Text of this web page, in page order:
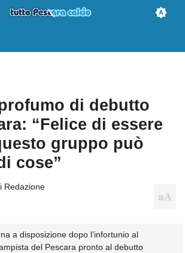
di debutto
“Felice di essere
gruppo può
cose”
Redazione
a disposizione dopo l’infortunio al
del Pescara pronto al debutto